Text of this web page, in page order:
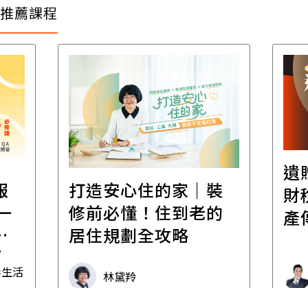
推薦課程
活
打造安心住的家｜裝
修前必懂！住到老的
居住規劃全攻略
林黛羚
遺
財
產